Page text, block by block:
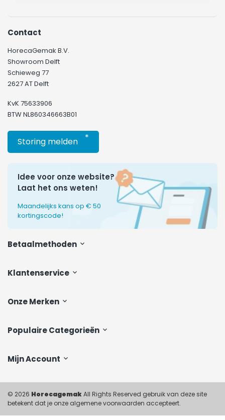
Klantenservice
Onze Merken
Populaire Categorieën
Mijn Account
Contact
HorecaGemak B.V.
Showroom Delft
Schieweg 77
2627 AT Delft
KvK 75633906
BTW NL860346663B01
Storing melden *
Idee voor onze website?
Laat het ons weten!
Maandelijks kans op € 50
kortingscode!
Betaalmethoden
© 2026 HorecagemakAll Rights Reserved gebruik van deze site
betekent dat je onze algemene voorwaarden accepteert.